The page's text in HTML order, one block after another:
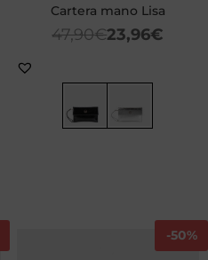
Cartera mano Lisa
47,90€23,96€
-50%